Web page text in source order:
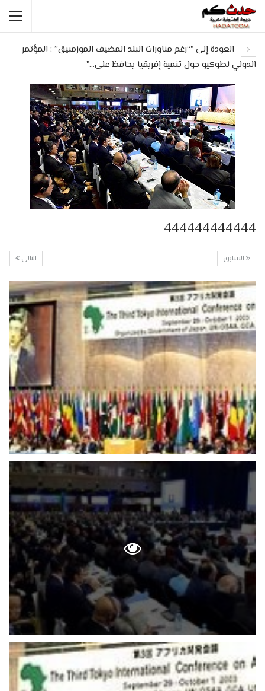
العودة إلى "“رغم مناورات البلد المضيف الموزمبيق” : المؤتمر
الدولي لطوكيو حول تنمية إفريقيا يحافظ على…"
444444444444
التالي السابق